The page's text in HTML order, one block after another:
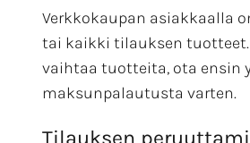
Verkkokaupan asiakkaalla
tai kaikki tilauksen
vaihtaa tuotteita, ota ensin
maksunpalautusta varten.
Tilauksen